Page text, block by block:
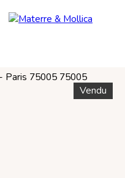
Vendu